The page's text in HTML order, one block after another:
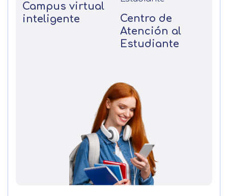
Campus virtual
inteligente
Centro de
Atención al
Estudiante